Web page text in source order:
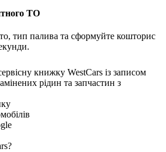
ТО
тип палива та сформуйте кошторис
книжку WestCars із записом
рідин та запчастин з